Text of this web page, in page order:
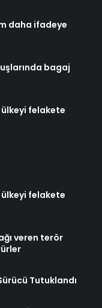
daha ifadeye
bagaj
ülkeyi felakete
ülkeyi felakete
veren terör
Tutuklandı